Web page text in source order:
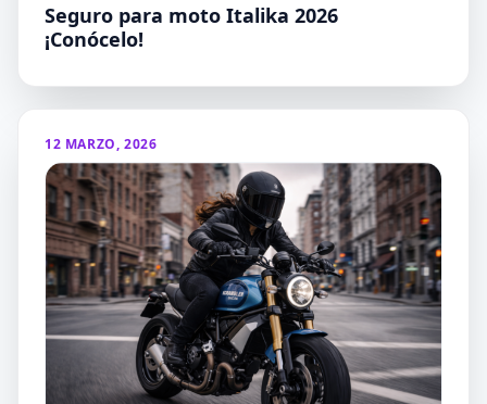
Seguro para moto Italika 2026
¡Conócelo!
12 MARZO, 2026